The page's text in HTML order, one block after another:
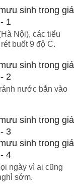
Nội), các tiểu
buốt 9 độ C.
nước bắn vào
ngày vì ai cũng
sớm.